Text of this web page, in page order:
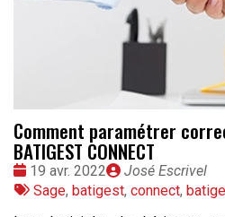
Comment paramétrer
BATIGEST CONNECT
Date
:
19 avr. 2022
Publié
par
José Escrivel
Tags
Sage, batigest, connect,